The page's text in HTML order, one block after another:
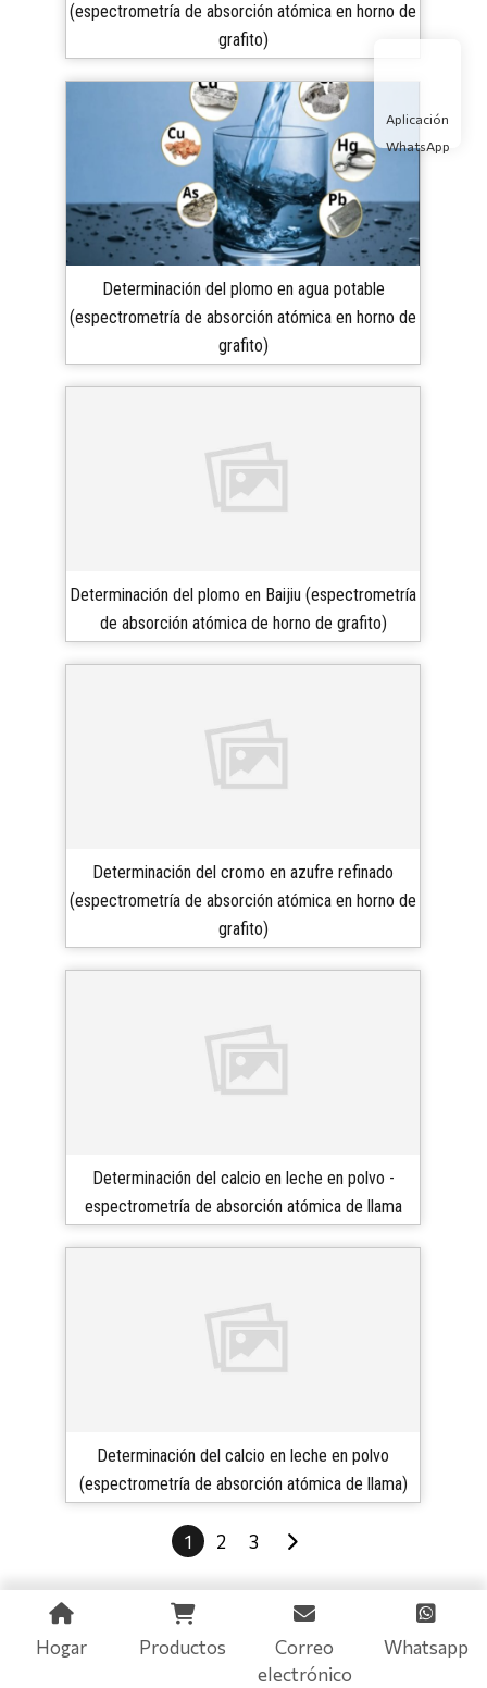
(espectrometría de absorción atómica en horno de
grafito)
Determinación del plomo en agua potable
(espectrometría de absorción atómica en horno de
grafito)
Determinación del plomo en Baijiu (espectrometría
de absorción atómica de horno de grafito)
Determinación del cromo en azufre refinado
(espectrometría de absorción atómica en horno de
grafito)
Determinación del calcio en leche en polvo -
espectrometría de absorción atómica de llama
Determinación del calcio en leche en polvo
(espectrometría de absorción atómica de llama)
1 2 3
Hogar Productos
Correo
electrónico
Whatsapp
Aplicación
WhatsApp